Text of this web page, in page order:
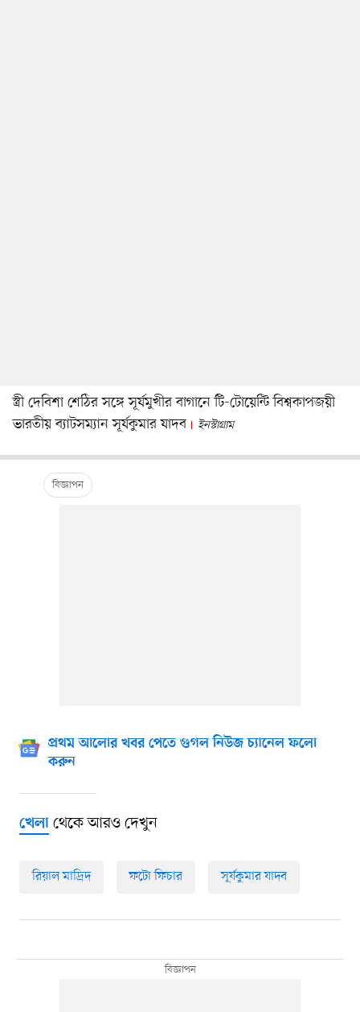
স্ত্রী দেবিশা শেঠির সঙ্গে সূর্যমুখীর বাগানে টি-টোয়েন্টি বিশ্বকাপজয়ী
ভারতীয় ব্যাটসম্যান সূর্যকুমার যাদব
ইনস্টাগ্রাম
প্রথম আলোর খবর পেতে গুগল নিউজ চ্যানেল ফলো
করুন
খেলাথেকে আরও দেখুন
রিয়াল মাদ্রিদ ফটো ফিচার সূর্যকুমার যাদব